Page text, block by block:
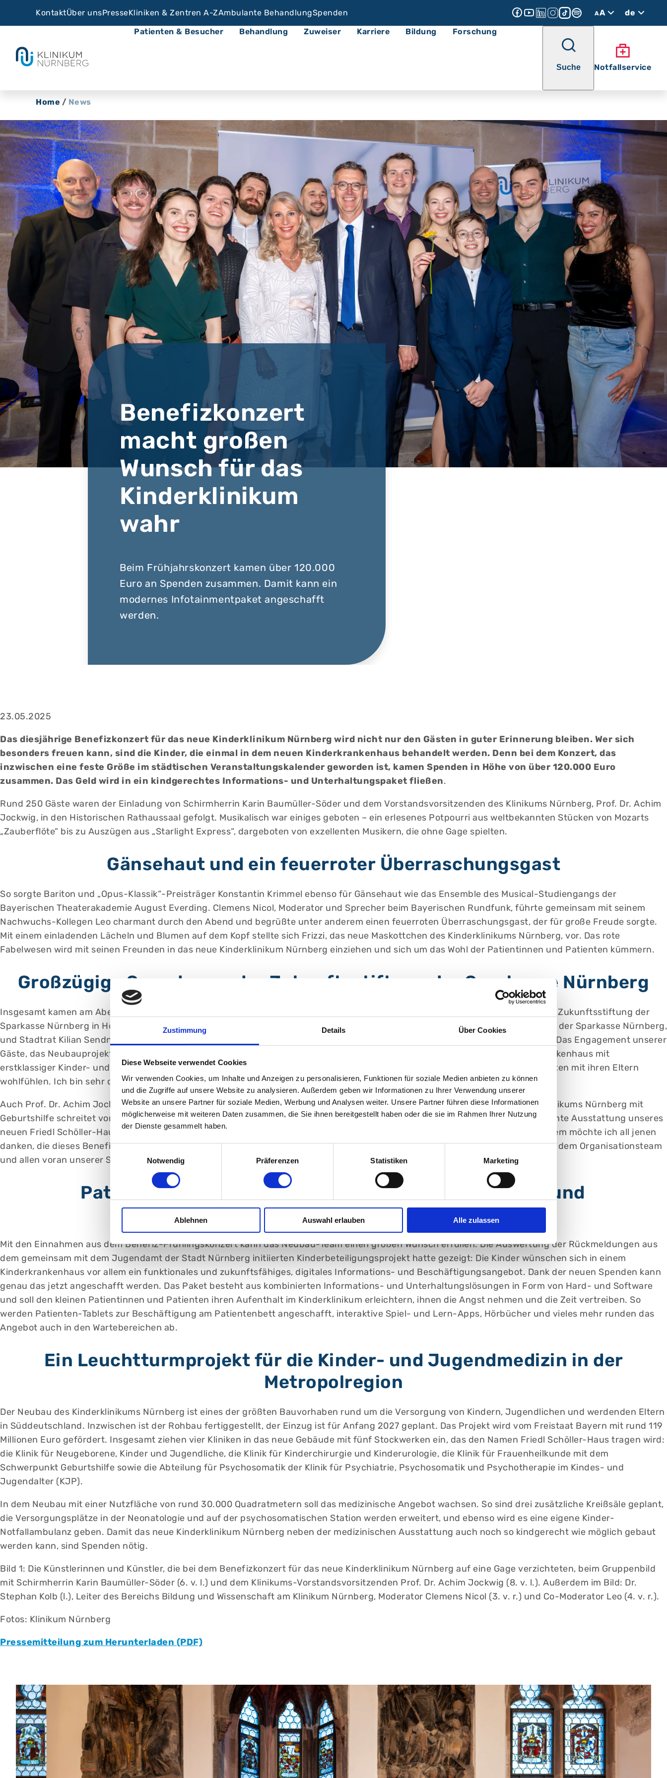
Zustimmung Details Über Cookies
Diese Webseite verwendet Cookies
Wir verwenden Cookies, um Inhalte und Anzeigen zu personalisieren, Funktionen für soziale Medien anbieten zu können
und die Zugriffe auf unsere Website zu analysieren. Außerdem geben wir Informationen zu Ihrer Verwendung unserer
Website an unsere Partner für soziale Medien, Werbung und Analysen weiter. Unsere Partner führen diese Informationen
möglicherweise mit weiteren Daten zusammen, die Sie ihnen bereitgestellt haben oder die sie im Rahmen Ihrer Nutzung
der Dienste gesammelt haben.
Einwilligungsauswahl
Notwendig
Präferenzen Statistiken Marketing
Ablehnen Auswahl erlauben Alle zulassen
KontaktÜber unsPresseKliniken & Zentren A-ZAmbulante BehandlungSpenden AA
de
Patienten & Besucher
Behandlung Zuweiser Karriere Bildung Forschung
Suche Notfallservice
Home / News
Benefizkonzert
macht großen
Wunsch für das
Kinderklinikum
wahr
Beim Frühjahrskonzert kamen über 120.000
Euro an Spenden zusammen. Damit kann ein
modernes Infotainmentpaket angeschafft
werden.
23.05.2025
Das diesjährige Benefizkonzert für das neue Kinderklinikum Nürnberg wird nicht nur den Gästen in guter Erinnerung bleiben. Wer sich
besonders freuen kann, sind die Kinder, die einmal in dem neuen Kinderkrankenhaus behandelt werden. Denn bei dem Konzert, das
inzwischen eine feste Größe im städtischen Veranstaltungskalender geworden ist, kamen Spenden in Höhe von über 120.000 Euro
zusammen. Das Geld wird in ein kindgerechtes Informations- und Unterhaltungspaket fließen.
Rund 250 Gäste waren der Einladung von Schirmherrin Karin Baumüller-Söder und dem Vorstandsvorsitzenden des Klinikums Nürnberg, Prof. Dr. Achim
Jockwig, in den Historischen Rathaussaal gefolgt. Musikalisch war einiges geboten – ein erlesenes Potpourri aus weltbekannten Stücken von Mozarts
„Zauberflöte“ bis zu Auszügen aus „Starlight Express“, dargeboten von exzellenten Musikern, die ohne Gage spielten.
Gänsehaut und ein feuerroter Überraschungsgast
So sorgte Bariton und „Opus-Klassik“-Preisträger Konstantin Krimmel ebenso für Gänsehaut wie das Ensemble des Musical-Studiengangs der
Bayerischen Theaterakademie August Everding. Clemens Nicol, Moderator und Sprecher beim Bayerischen Rundfunk, führte gemeinsam mit seinem
Nachwuchs-Kollegen Leo charmant durch den Abend und begrüßte unter anderem einen feuerroten Überraschungsgast, der für große Freude sorgte.
Mit einem einladenden Lächeln und Blumen auf dem Kopf stellte sich Frizzi, das neue Maskottchen des Kinderklinikums Nürnberg, vor. Das rote
Fabelwesen wird mit seinen Freunden in das neue Kinderklinikum Nürnberg einziehen und sich um das Wohl der Patientinnen und Patienten kümmern.
Großzügige Spende von der Zukunftsstiftung der Sparkasse Nürnberg
Insgesamt kamen am Abend des Frühlingskonzerts über 120.000 Euro an Spenden zusammen. Die größte Einzelspende von der Zukunftsstiftung der
Sparkasse Nürnberg in Höhe von 100.000 Euro überreichten Dr. Matthias Everding, Vorstandsvorsitzender der Zukunftsstiftung der Sparkasse Nürnberg,
und Stadtrat Kilian Sendner. Auch die Findelkind-Sozialstiftung steuerte eine großzügige Spende in Höhe von 10.000 Euro bei. „Das Engagement unserer
Gäste, das Neubauprojekt finanziell zu unterstützen, freut mich sehr“, sagte Karin Baumüller-Söder. „So entsteht ein Kinderkrankenhaus mit
erstklassiger Kinder- und Jugendmedizin und gleichzeitig ein Zuhause auf Zeit, in dem sich die kleinen Patientinnen und Patienten mit ihren Eltern
wohlfühlen. Ich bin sehr dankbar für die großartige Unterstützung, weil mir das Projekt wirklich sehr am Herzen liegt.“
Auch Prof. Dr. Achim Jockwig zeigte sich erfreut über die erneut sehr großzügige Unterstützung: „Der Bau des neuen Kinderklinikums Nürnberg mit
Geburtshilfe schreitet voran. Mit jeder Spende können wir ein bisschen mehr von dem umsetzen, was eine besonders kindgerechte Ausstattung unseres
neuen Friedl Schöller-Hauses ausmacht. Ich sage Danke an alle Unterstützer, Förderer und Freunde unseres Klinikums. Außerdem möchte ich all jenen
danken, die dieses Benefizkonzert wieder zu einem unvergesslichen Erlebnis gemacht haben: den Künstlerinnen und Künstlern, dem Organisationsteam
und allen voran unserer Schirmherrin Karin Baumüller-Söder.“
Patienten-Tablets, Lern-Apps und interaktive Spiel- und
Beschäftigungsangebote
Mit den Einnahmen aus dem Benefiz-Frühlingskonzert kann das Neubau-Team einen großen Wunsch erfüllen. Die Auswertung der Rückmeldungen aus
dem gemeinsam mit dem Jugendamt der Stadt Nürnberg initiierten Kinderbeteiligungsprojekt hatte gezeigt: Die Kinder wünschen sich in einem
Kinderkrankenhaus vor allem ein funktionales und zukunftsfähiges, digitales Informations- und Beschäftigungsangebot. Dank der neuen Spenden kann
genau das jetzt angeschafft werden. Das Paket besteht aus kombinierten Informations- und Unterhaltungslösungen in Form von Hard- und Software
und soll den kleinen Patientinnen und Patienten ihren Aufenthalt im Kinderklinikum erleichtern, ihnen die Angst nehmen und die Zeit vertreiben. So
werden Patienten-Tablets zur Beschäftigung am Patientenbett angeschafft, interaktive Spiel- und Lern-Apps, Hörbücher und vieles mehr runden das
Angebot auch in den Wartebereichen ab.
Ein Leuchtturmprojekt für die Kinder- und Jugendmedizin in der
Metropolregion
Der Neubau des Kinderklinikums Nürnberg ist eines der größten Bauvorhaben rund um die Versorgung von Kindern, Jugendlichen und werdenden Eltern
in Süddeutschland. Inzwischen ist der Rohbau fertiggestellt, der Einzug ist für Anfang 2027 geplant. Das Projekt wird vom Freistaat Bayern mit rund 119
Millionen Euro gefördert. Insgesamt ziehen vier Kliniken in das neue Gebäude mit fünf Stockwerken ein, das den Namen Friedl Schöller-Haus tragen wird:
die Klinik für Neugeborene, Kinder und Jugendliche, die Klinik für Kinderchirurgie und Kinderurologie, die Klinik für Frauenheilkunde mit dem
Schwerpunkt Geburtshilfe sowie die Abteilung für Psychosomatik der Klinik für Psychiatrie, Psychosomatik und Psychotherapie im Kindes- und
Jugendalter (KJP).
In dem Neubau mit einer Nutzfläche von rund 30.000 Quadratmetern soll das medizinische Angebot wachsen. So sind drei zusätzliche Kreißsäle geplant,
die Versorgungsplätze in der Neonatologie und auf der psychosomatischen Station werden erweitert, und ebenso wird es eine eigene Kinder-
Notfallambulanz geben. Damit das neue Kinderklinikum Nürnberg neben der medizinischen Ausstattung auch noch so kindgerecht wie möglich gebaut
werden kann, sind Spenden nötig.
Bild 1: Die Künstlerinnen und Künstler, die bei dem Benefizkonzert für das neue Kinderklinikum Nürnberg auf eine Gage verzichteten, beim Gruppenbild
mit Schirmherrin Karin Baumüller-Söder (6. v. l.) und dem Klinikums-Vorstandsvorsitzenden Prof. Dr. Achim Jockwig (8. v. l.). Außerdem im Bild: Dr.
Stephan Kolb (l.), Leiter des Bereichs Bildung und Wissenschaft am Klinikum Nürnberg, Moderator Clemens Nicol (3. v. r.) und Co-Moderator Leo (4. v. r.).
Fotos: Klinikum Nürnberg
Pressemitteilung zum Herunterladen (PDF)